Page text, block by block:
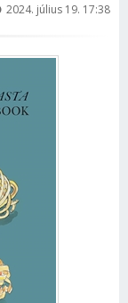
2024. július 19. 17:38